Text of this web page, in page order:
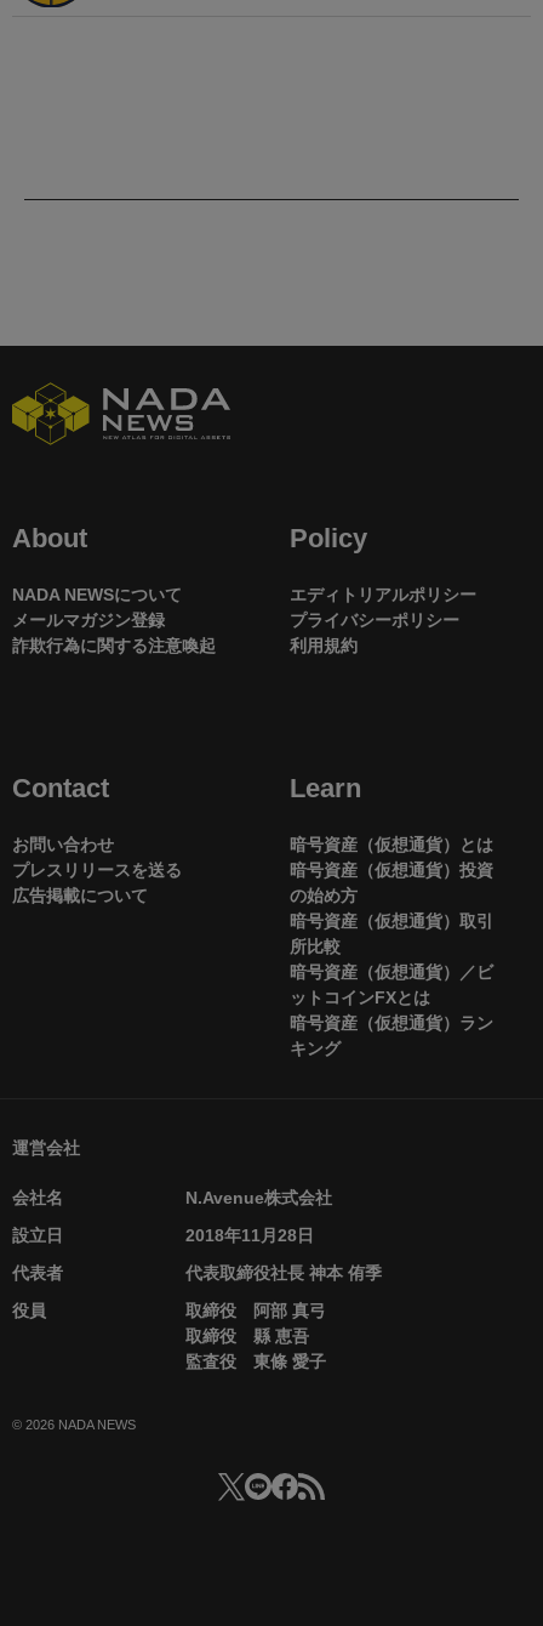
About
NADA NEWSについて
メールマガジン登録
詐欺行為に関する注意喚起
Policy
エディトリアルポリシー
プライバシーポリシー
利用規約
Contact
お問い合わせ
プレスリリースを送る
広告掲載について
Learn
暗号資産（仮想通貨）とは
暗号資産（仮想通貨）投資
の始め方
暗号資産（仮想通貨）取引
所比較
暗号資産（仮想通貨）／ビ
ットコインFXとは
暗号資産（仮想通貨）ラン
キング
運営会社
会社名
N.Avenue株式会社
設立日
2018年11月28日
代表者
代表取締役社長 神本 侑季
役員
取締役 阿部 真弓
取締役 縣 恵吾
監査役 東條 愛子
© 2026 NADA NEWS